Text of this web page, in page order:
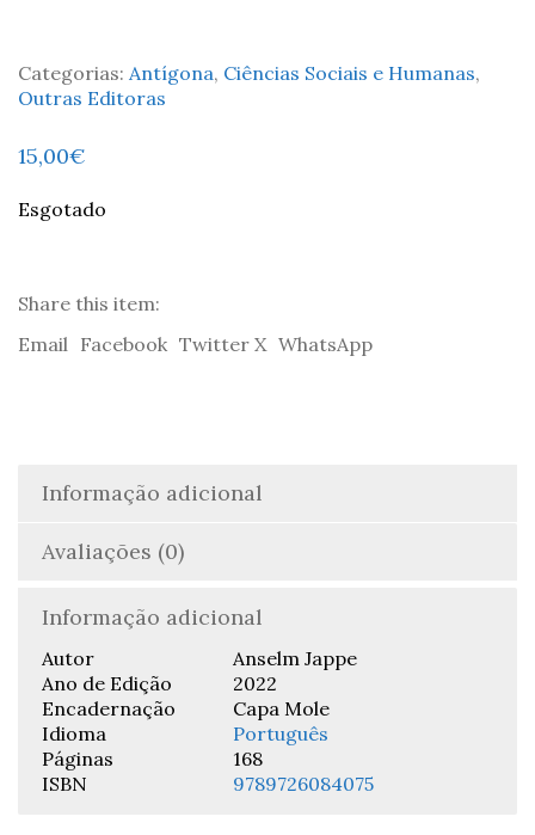
Categorias: Antígona, Ciências Sociais e Humanas,
Outras Editoras
15,00€
Esgotado
Share this item:
Email Facebook Twitter X WhatsApp
Informação adicional
Avaliações (0)
Informação adicional
Autor
Anselm Jappe
Ano de Edição
2022
Encadernação
Capa Mole
Idioma
Português
Páginas
168
ISBN
9789726084075